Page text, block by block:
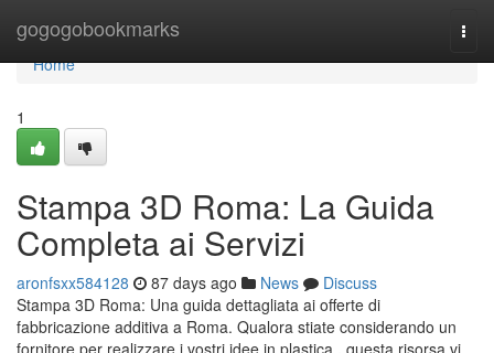
gogogobookmarks
Home
Home
1
Stampa 3D Roma: La Guida
Completa ai Servizi
aronfsxx584128 87 days ago News
Discuss
Stampa 3D Roma: Una guida dettagliata ai offerte di
fabbricazione additiva a Roma. Qualora stiate considerando un
fornitore per realizzare i vostri idee in plastica , questa risorsa vi